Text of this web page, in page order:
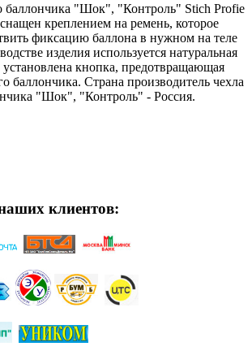
баллончика "Шок", "Контроль" Stich Profie
креплением на ремень, которое
фиксацию баллона в нужном на теле
изделия используется натуральная
кнопка, предотвращающая
баллончика. Страна производитель чехла
"Шок", "Контроль" - Россия.
клиентов: